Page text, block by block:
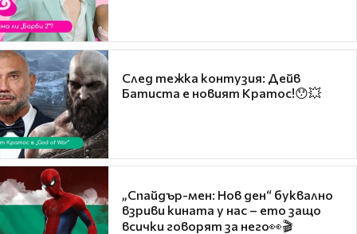
След тежка контузия: Дейв
Батиста е новият Кратос!😯💥
„Спайдър-мен: Нов ден“ буквално
взриви кината у нас – ето защо
всички говорят за него👀🎬